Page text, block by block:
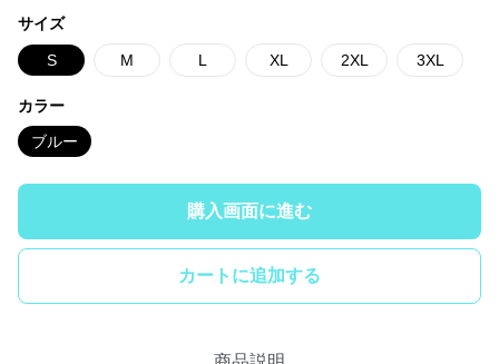
サイズ
S M L XL 2XL 3XL
カラー
ブルー
購入画面に進む
カートに追加する